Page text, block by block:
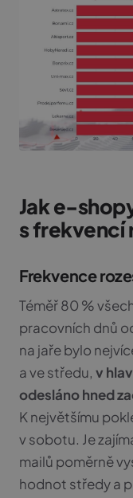
Jak e-
s frekvencí
Frekvence
Téměř 80 %
pracovních dnů
na jaře bylo
a ve středu, v
odesláno hned
K největšímu
v sobotu. Je
mailů poměrně
hodnot středy a